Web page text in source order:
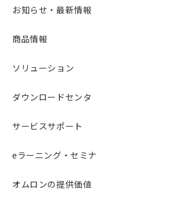
お知らせ・最新情報
商品情報
ソリューション
ダウンロードセンタ
サービスサポート
eラーニング・セミナ
オムロンの提供価値